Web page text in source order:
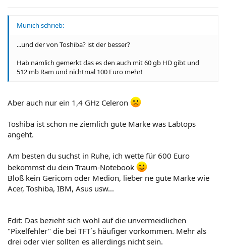
Munich schrieb:
...und der von Toshiba? ist der besser?
Hab nämlich gemerkt das es den auch mit 60 gb HD gibt und
512 mb Ram und nichtmal 100 Euro mehr!
Aber auch nur ein 1,4 GHz Celeron
Toshiba ist schon ne ziemlich gute Marke was Labtops
angeht.
Am besten du suchst in Ruhe, ich wette für 600 Euro
bekommst du dein Traum-Notebook
Bloß kein Gericom oder Medion, lieber ne gute Marke wie
Acer, Toshiba, IBM, Asus usw...
Edit: Das bezieht sich wohl auf die unvermeidlichen
"Pixelfehler" die bei TFT`s häufiger vorkommen. Mehr als
drei oder vier sollten es allerdings nicht sein.